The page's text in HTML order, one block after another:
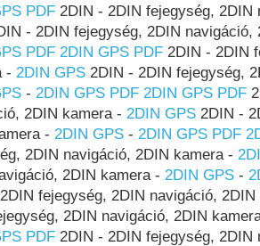
PDF 2DIN - 2DIN fejegység,
- 2DIN fejegység, 2DIN
PDF 2DIN GPS PDF 2DIN - 2DIN
- 2DIN GPS 2DIN - 2DIN fejegység,
- 2DIN GPS PDF 2DIN GPS PDF
2DIN kamera - 2DIN GPS 2DIN -
- 2DIN GPS - 2DIN GPS PDF
2DIN navigáció, 2DIN kamera -
2DIN kamera - 2DIN GPS -
fejegység, 2DIN navigáció,
2DIN navigáció, 2DIN
PDF 2DIN - 2DIN fejegység,